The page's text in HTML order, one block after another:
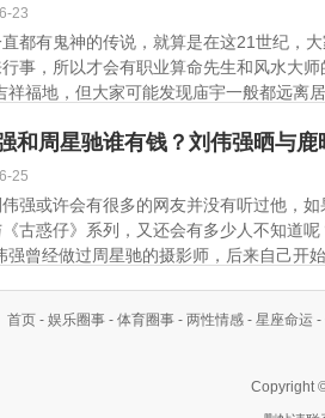
23
都有鬼神的传说，就算是在这21世纪，
事，所以才会有职业算命先生和风水大
福地，但大家可能发现庙宇一般都远离
和周星驰谁有钱？刘伟强晒与鹿
25
强或许会有很多的网友并没有听过他，
古惑仔》系列，又还会有多少人不知道
曾经做过周星驰的摄影师，后来自己开
首页 - 娱乐圈事 - 体育圈事 - 两性情感 - 星座命运 -
Copyright